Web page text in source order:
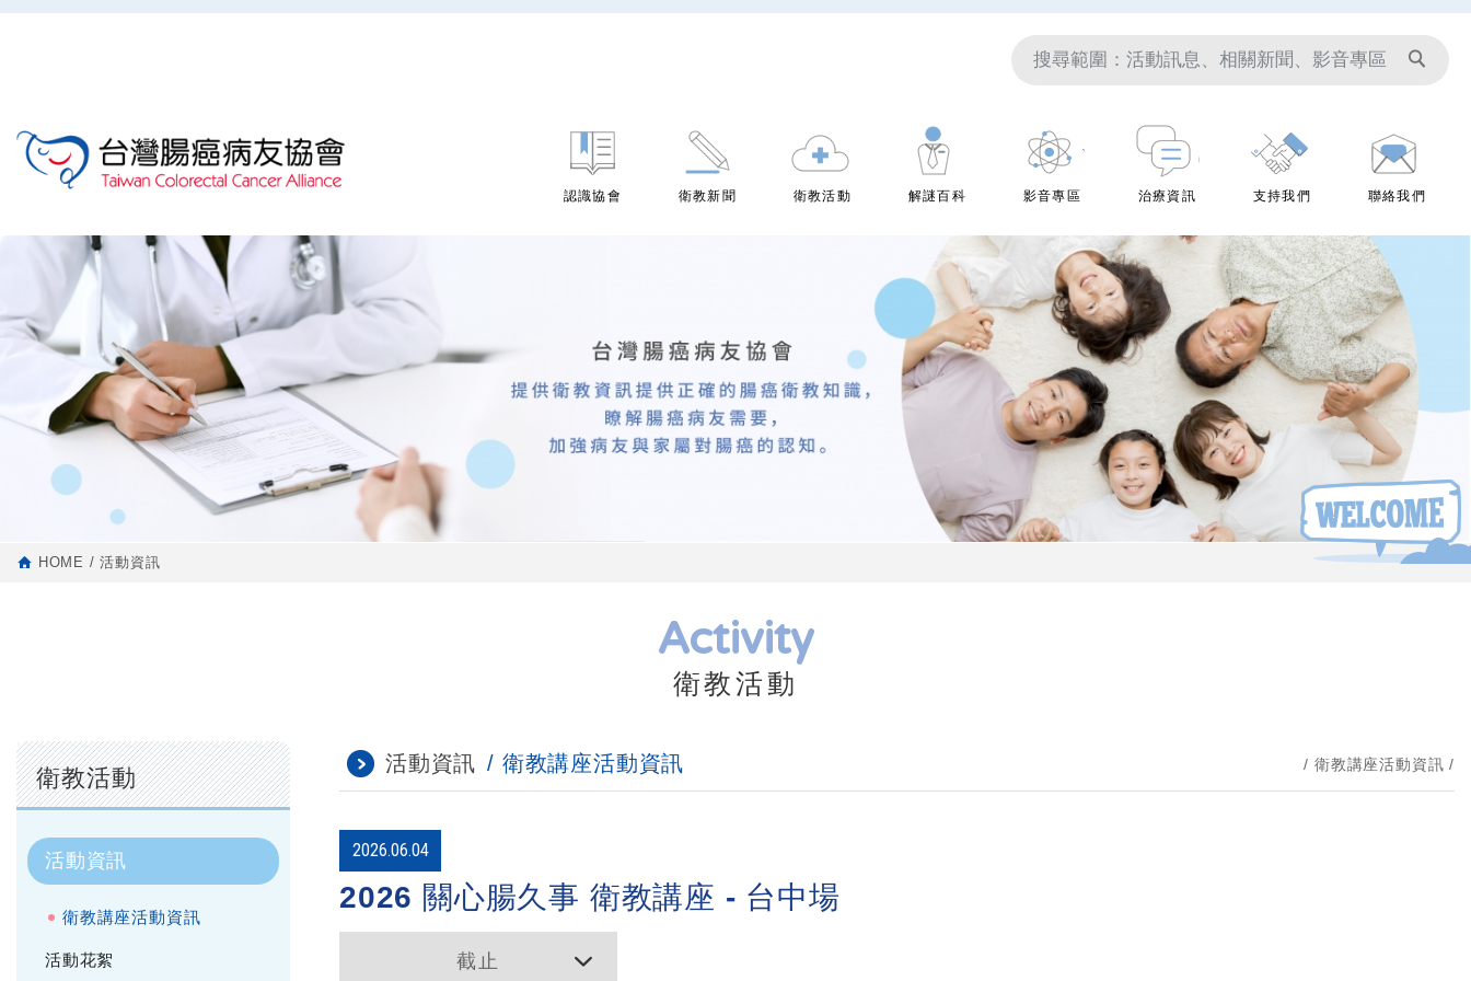
認識協會 衛教新聞 衛教活動 解謎百科 影音專區 治療資訊 支持我們 聯絡我們
HOME 活動資訊
Activity
衛教活動
衛教活動
活動資訊
衛教講座活動資訊
活動花絮
衛教講座活動資訊
活動資訊 衛教講座活動資訊
2026.06.04
2026 關心腸久事 衛教講座 - 台中場
截止